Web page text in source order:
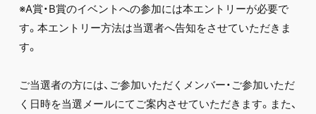
※A賞・B賞のイベントへの参加には本エントリーが必要で
す。本エントリー方法は当選者へ告知をさせていただきま
す。
ご当選者の方には、ご参加いただくメンバー・ご参加いただ
く日時を当選メールにてご案内させていただきます。また、